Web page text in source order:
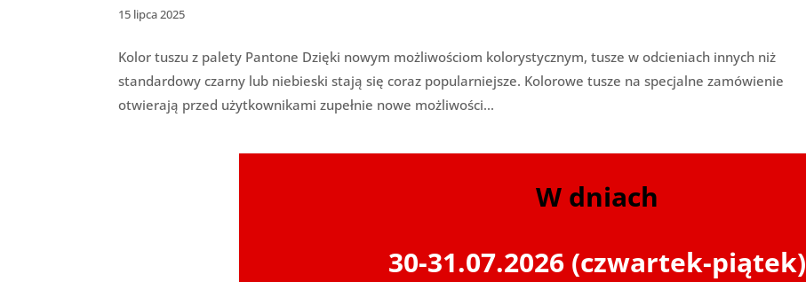
15 lipca 2025
Kolor tuszu z palety Pantone Dzięki nowym możliwościom kolorystycznym, tusze w odcieniach innych niż
standardowy czarny lub niebieski stają się coraz popularniejsze. Kolorowe tusze na specjalne zamówienie
otwierają przed użytkownikami zupełnie nowe możliwości...
W dniach
30-31.07.2026 (czwartek-piątek)